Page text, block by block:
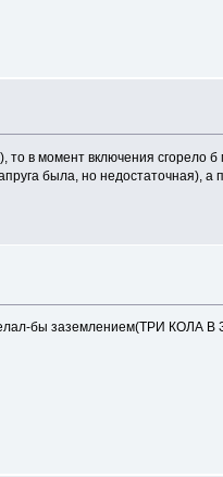
в момент включения сгорело
была, но недостаточная), а
бы заземлением(ТРИ